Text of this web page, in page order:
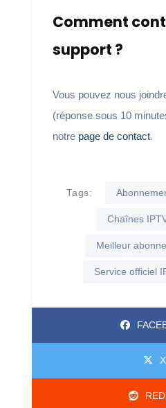
Comment
support ?
Vous pouvez nous
(réponse sous 10
notre page de contact.
Tags:
Chaînes
Meilleur
Service officiel
X